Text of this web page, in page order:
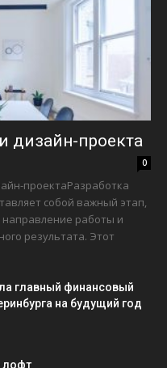
дизайн-проекта
0
проектаРазработка
собой важный этап,
работы и
результата. Этот
главный финансовый
на будущий год
лофт